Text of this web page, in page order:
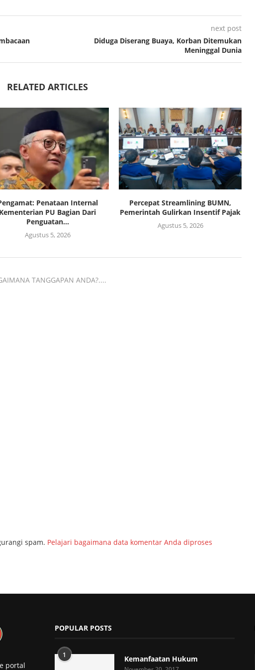
next post
Diduga Diserang Buaya, Korban Ditemukan
Meninggal Dunia
RELATED ARTICLES
Penataan Internal
Kementerian PU Bagian Dari
Penguatan...
Agustus 5, 2026
Percepat Streamlining BUMN,
Pemerintah Gulirkan Insentif Pajak
Agustus 5, 2026
TANGGAPAN ANDA?....
spam. Pelajari bagaimana data komentar Anda diproses
portal
POPULAR POSTS
1 Kemanfaatan Hukum